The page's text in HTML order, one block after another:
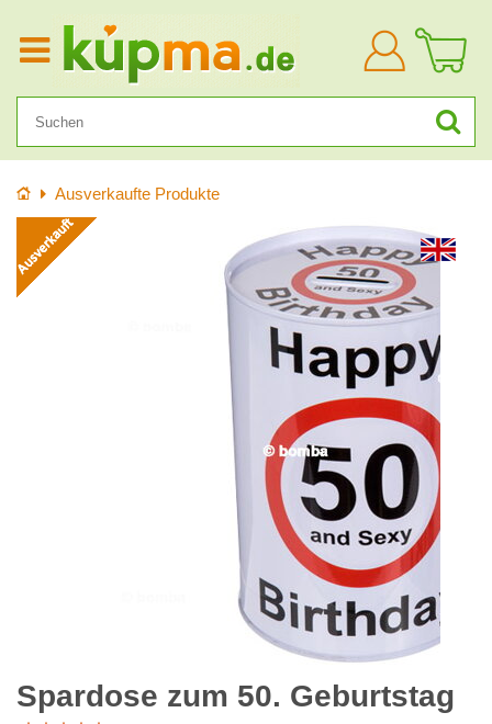
Anmelden
StartseiteAusverkaufte Produkte
Spardose zum 50. Geburtstag